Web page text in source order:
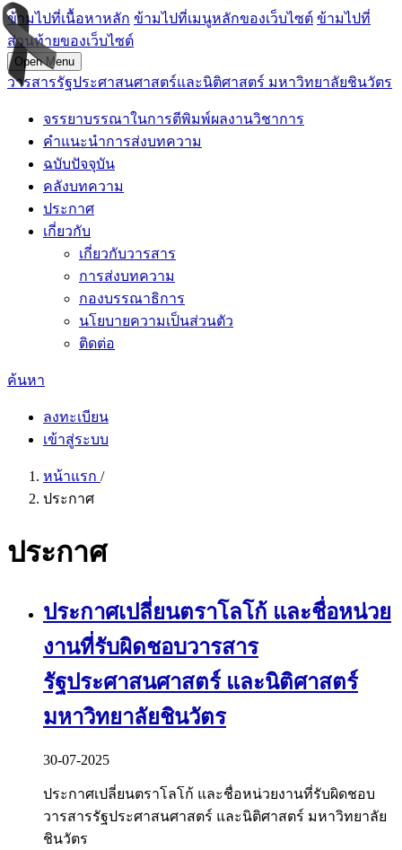
ข้ามไปที่เนื้อหาหลัก ข้ามไปที่เมนูหลักของเว็บไซต์ ข้ามไปที่
ส่วนท้ายของเว็บไซต์
Open Menu
วารสารรัฐประศาสนศาสตร์และนิติศาสตร์ มหาวิทยาลัยชินวัตร
จรรยาบรรณาในการตีพิมพ์ผลงานวิชาการ
คำแนะนำการส่งบทความ
ฉบับปัจจุบัน
คลังบทความ
ประกาศ
เกี่ยวกับ
เกี่ยวกับวารสาร
การส่งบทความ
กองบรรณาธิการ
นโยบายความเป็นส่วนตัว
ติดต่อ
ค้นหา
ลงทะเบียน
เข้าสู่ระบบ
หน้าแรก /
ประกาศ
ประกาศ
ประกาศเปลี่ยนตราโลโก้ และชื่อหน่วย
งานที่รับผิดชอบวารสาร
รัฐประศาสนศาสตร์ และนิติศาสตร์
มหาวิทยาลัยชินวัตร
30-07-2025
ประกาศเปลี่ยนตราโลโก้ และชื่อหน่วยงานที่รับผิดชอบ
วารสารรัฐประศาสนศาสตร์ และนิติศาสตร์ มหาวิทยาลัย
ชินวัตร